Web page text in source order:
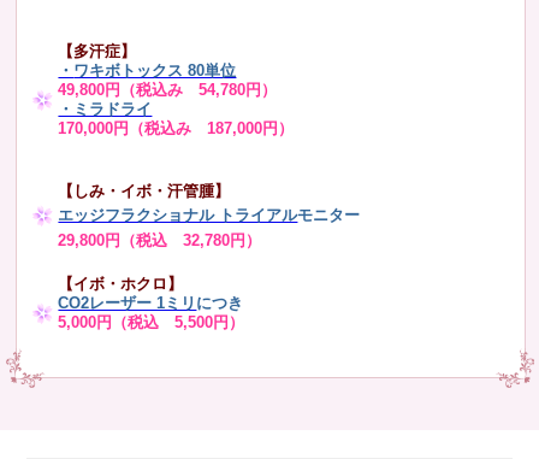
【多汗症】
・ ワキボトックス 80単位
49,800円（税込み 54,780円）
・ミラドライ
170,000円（税込み 187,000円）
【しみ・イボ・汗管腫】
エッジフラクショナル トライアルモニター
29,800円（税込 32,780円）
【イボ・ホクロ】
CO2レーザー 1ミリ につき
5,000円（税込 5,500円）